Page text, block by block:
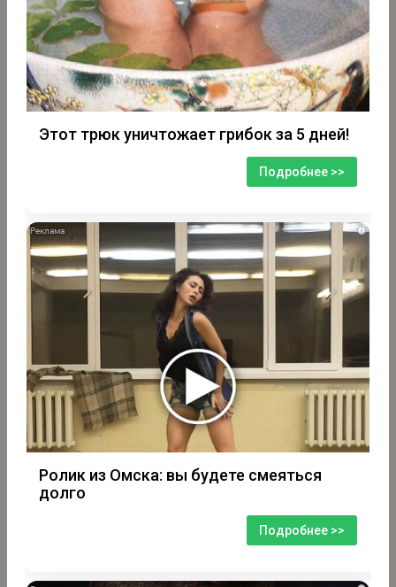
Этот трюк уничтожает грибок за 5 дней!
Подробнее >>
i
Ролик из Омска: вы будете смеяться
долго
Подробнее >>